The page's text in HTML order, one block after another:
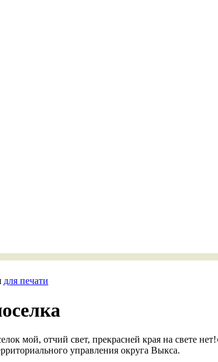
для печати
мой, отчий свет, прекрасней края на свете
управления округа Выкса.